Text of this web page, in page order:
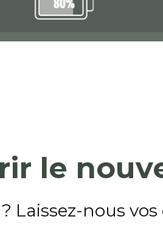
le
Laissez-nous